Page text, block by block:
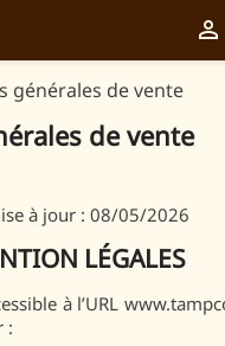

générales de vente
de vente
à jour : 08/05/2026
LÉGALES
à l’URL
: